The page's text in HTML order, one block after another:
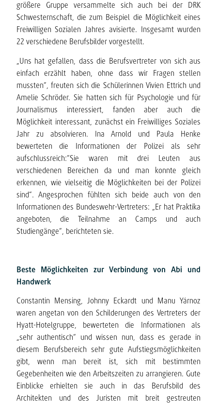
größere Gruppe versammelte sich auch bei der DRK
Schwesternschaft, die zum Beispiel die Möglichkeit eines
Freiwilligen Sozialen Jahres avisierte. Insgesamt wurden
22 verschiedene Berufsbilder vorgestellt.
„Uns hat gefallen, dass die Berufsvertreter von sich aus
einfach erzählt haben, ohne dass wir Fragen stellen
mussten“, freuten sich die Schülerinnen Vivien Ettrich und
Amelie Schröder. Sie hatten sich für Psychologie und für
Journalismus interessiert, fanden aber auch die
Möglichkeit interessant, zunächst ein Freiwilliges Soziales
Jahr zu absolvieren. Ina Arnold und Paula Henke
bewerteten die Informationen der Polizei als sehr
aufschlussreich:“Sie waren mit drei Leuten aus
verschiedenen Bereichen da und man konnte gleich
erkennen, wie vielseitig die Möglichkeiten bei der Polizei
sind“. Angesprochen fühlten sich beide auch von den
Informationen des Bundeswehr-Vertreters: „Er hat Praktika
angeboten, die Teilnahme an Camps und auch
Studiengänge“, berichteten sie.
Beste Möglichkeiten zur Verbindung von Abi und
Handwerk
Constantin Mensing, Johnny Eckardt und Manu Yárnoz
waren angetan von den Schilderungen des Vertreters der
Hyatt-Hotelgruppe, bewerteten die Informationen als
„sehr authentisch“ und wissen nun, dass es gerade in
diesem Berufsbereich sehr gute Aufstiegsmöglichkeiten
gibt, wenn man bereit ist, sich mit bestimmten
Gegebenheiten wie den Arbeitszeiten zu arrangieren. Gute
Einblicke erhielten sie auch in das Berufsbild des
Architekten und des Juristen mit breit gestreuten